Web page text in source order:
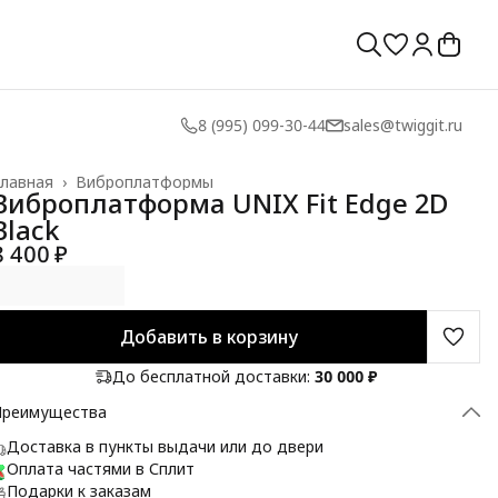
8 (995) 099-30-44 sales@twiggit.ru
Виброплатформы
›
UNIX Fit Edge 2D
400 ₽
Добавить в корзину
До бесплатной доставки: 30 000 ₽
Доставка в пункты выдачи или до двери
Оплата частями в Сплит
Подарки к заказам